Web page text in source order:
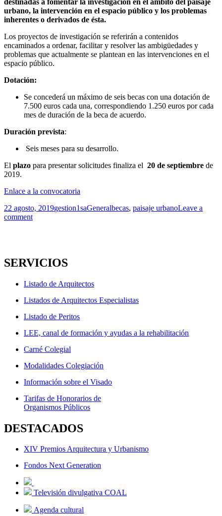
urbano, la intervención en el espacio público y los problemas
inherentes o derivados de ésta.
Los proyectos de investigación se referirán a contenidos
encaminados a ordenar, facilitar y resolver las ambigüedades y
problemas que actualmente se plantean en las intervenciones en el
espacio público.
Dotación:
Se concederá un máximo de seis becas con una dotación de
7.500 euros cada una, correspondiendo 1.250 euros por cada
mes de duración de la beca de acuerdo.
Duración prevista:
Seis meses para su desarrollo.
El plazo para presentar solicitudes finaliza el 20 de septiembre de
2019.
Enlace a la convocatoria
Publicado
el
22 agosto, 2019Autor
gestion1saCategorías
GeneralEtiquetas
becas, paisaje urbanoLeave a
comment
SERVICIOS
Listado de Arquitectos
Listados de Arquitectos Especialistas
Listado de Peritos
LEE, canal de formación y ayudas a la rehabilitación
Carné Colegial
Modalidades Colegiación
Información sobre el Visado
Tarifas de Honorarios de
Organismos Públicos
DESTACADOS
XIV Premios Arquitectura y Urbanismo
Fondos Next Generation
Televisión divulgativa COAL
Agenda cultural